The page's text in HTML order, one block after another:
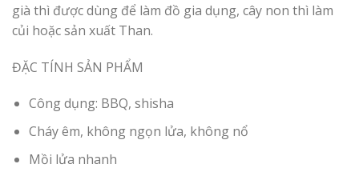
già thì được dùng để làm đồ gia dụng, cây non thì làm
củi hoặc sản xuất Than.
ĐẶC TÍNH SẢN PHẨM
Công dụng: BBQ, shisha
Cháy êm, không ngọn lửa, không nổ
Mồi lửa nhanh